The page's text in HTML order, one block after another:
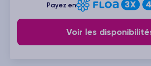
Payez en
Voir les